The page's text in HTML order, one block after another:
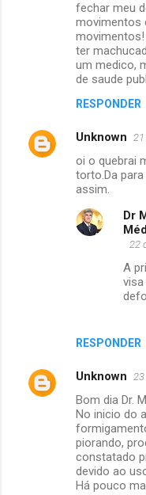
fechar meu
movimentos
ter
um medico,
de saude
RESPONDER
Unknown
oi o quebrai
torto.Da
assim.
RESPONDER
Dr
22
A
Unknown 23
Bom dia Dr.
No inicio do
piorando,
constatado
devido ao
Há pouco